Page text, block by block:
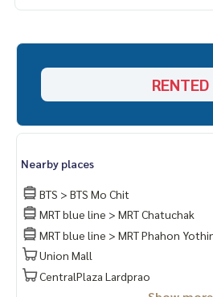
RENTED
Nearby places
BTS > BTS Mo Chit
MRT blue line > MRT Chatuchak
MRT blue line > MRT Phahon
Union Mall
CentralPlaza Lardprao